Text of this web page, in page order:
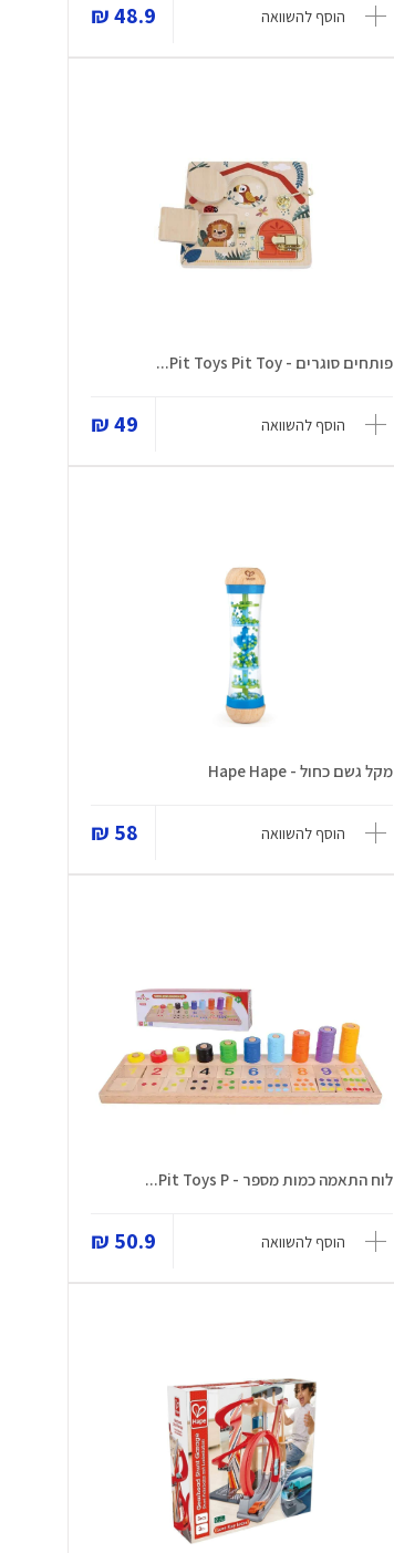
הוסף להשוואה 48.9 ₪
פותחים סוגרים - Pit Toys Pit Toy...
הוסף להשוואה 49 ₪
מקל גשם כחול - Hape Hape
הוסף להשוואה 58 ₪
לוח התאמה כמות מספר - Pit Toys P...
הוסף להשוואה 50.9 ₪